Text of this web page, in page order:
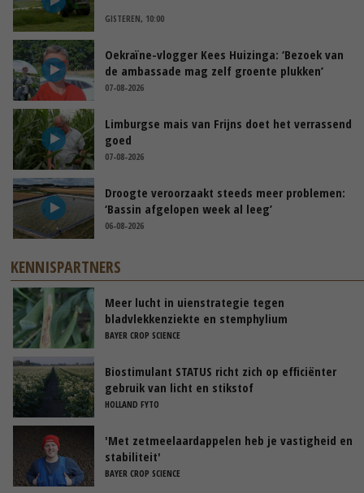
GISTEREN, 10:00
Oekraïne-vlogger Kees Huizinga: ‘Bezoek van
de ambassade mag zelf groente plukken’
07-08-2026
Limburgse mais van Frijns doet het verrassend
goed
07-08-2026
Droogte veroorzaakt steeds meer problemen:
‘Bassin afgelopen week al leeg’
06-08-2026
KENNISPARTNERS
Meer lucht in uienstrategie tegen
bladvlekkenziekte en stemphylium
BAYER CROP SCIENCE
Biostimulant STATUS richt zich op efficiënter
gebruik van licht en stikstof
HOLLAND FYTO
'Met zetmeelaardappelen heb je vastigheid en
stabiliteit'
BAYER CROP SCIENCE